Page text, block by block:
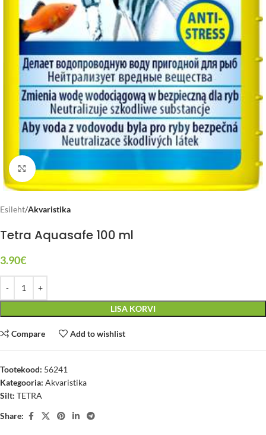
Click to enlarge
Esileht Akvaristika
Tetra Aquasafe 100 ml
3.90€
LISA KORVI
Compare Add to wishlist
Tootekood: 56241
Kategooria: Akvaristika
Silt: TETRA
Share: